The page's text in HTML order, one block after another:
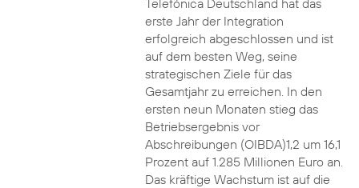
Telefónica Deutschland hat das
erste Jahr der Integration
erfolgreich abgeschlossen und ist
auf dem besten Weg, seine
strategischen Ziele für das
Gesamtjahr zu erreichen. In den
ersten neun Monaten stieg das
Betriebsergebnis vor
Abschreibungen (OIBDA)1,2 um 16,1
Prozent auf 1.285 Millionen Euro an.
Das kräftige Wachstum ist auf die